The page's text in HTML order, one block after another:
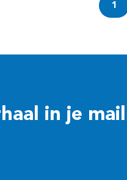
1
in je